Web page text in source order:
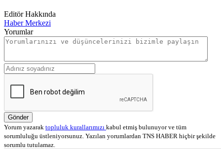
Editör Hakkında
Haber Merkezi
Yorumlar
Gönder
Yorum yazarak topluluk kurallarımızı kabul etmiş bulunuyor ve tüm
sorumluluğu üstleniyorsunuz. Yazılan yorumlardan TNS HABER hiçbir şekilde
sorumlu tutulamaz.